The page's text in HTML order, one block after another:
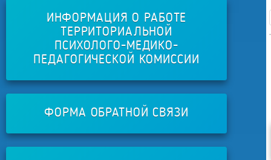
ИНФОРМАЦИЯ О РАБОТЕ
ТЕРРИТОРИАЛЬНОЙ
ПСИХОЛОГО-МЕДИКО-
ПЕДАГОГИЧЕСКОЙ КОМИССИИ
ФОРМА ОБРАТНОЙ СВЯЗИ